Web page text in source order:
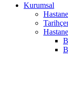
Kurumsal